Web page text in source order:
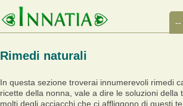
Rimedi naturali
In questa sezione troverai innumerevoli rimedi
ricette della nonna, vale a dire le soluzioni della
molti degli acciacchi che ci affliggono di questi